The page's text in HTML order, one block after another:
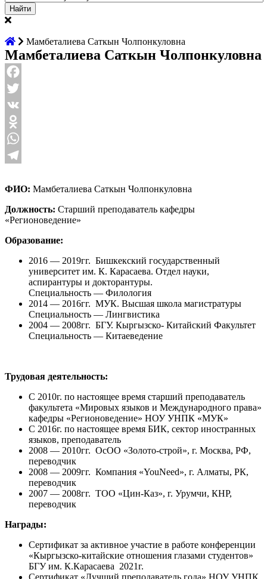
Мамбеталиева Саткын Чолпонкуловна
Мамбеталиева Саткын Чолпонкуловна
Facebook
Twitter
VK
Odnoklassniki
WhatsApp
ФИО: Мамбеталиева Саткын Чолпонкуловна
Должность: Старший преподаватель кафедры
«Регионоведение»
Образование:
2016 — 2019гг. Бишкекский государственный
университет им. К. Карасаева. Отдел науки,
аспирантуры и докторантуры.
Специальность — Филология
2014 — 2016гг. МУК. Высшая школа магистратуры
Специальность — Лингвистика
2004 — 2008гг. БГУ. Кыргызско- Китайский Факультет
Специальность — Китаеведение
Трудовая деятельность:
С 2010г. по настоящее время старший преподаватель
факультета «Мировых языков и Международного права»
кафедры «Регионоведение» НОУ УНПК «МУК»
С 2016г. по настоящее время БИК, сектор иностранных
языков, преподаватель
2008 — 2010гг. ОсОО «Золото-строй», г. Москва, РФ,
переводчик
2008 — 2009гг. Компания «YouNeed», г. Алматы, РК,
переводчик
2007 — 2008гг. ТОО «Цин-Каз», г. Урумчи, КНР,
переводчик
Награды:
Сертификат за активное участие в работе конференции
«Кыргызско-китайские отношения глазами студентов»
БГУ им. К.Карасаева 2021г.
Сертификат «Лучший преподаватель года» НОУ УНПК